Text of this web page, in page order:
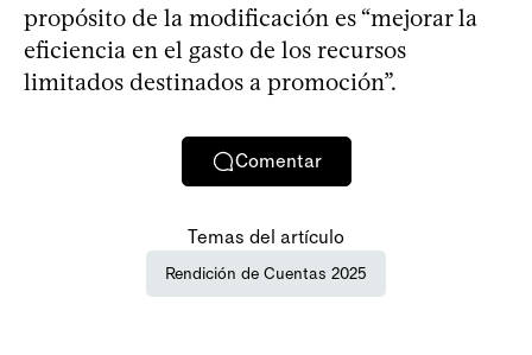
propósito de la modificación es “mejorar la
eficiencia en el gasto de los recursos
limitados destinados a promoción”.
Comentar
Temas del artículo
Rendición de Cuentas 2025